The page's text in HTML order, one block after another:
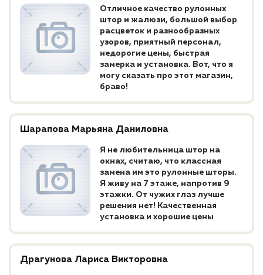
Отличное качество рулонных
штор и жалюзи, большой выбор
расцветок и разнообразных
узоров, приятный персонал,
недорогие цены, быстрая
замерка и установка. Вот, что я
могу сказать про этот магазин,
браво!
Шарапова Марьяна Даниловна
Я не любительница штор на
окнах, считаю, что классная
замена им это рулонные шторы.
Я живу на 7 этаже, напротив 9
этажки. От чужих глаз лучше
решения нет! Качественная
установка и хорошие цены
Драгунова Лариса Викторовна